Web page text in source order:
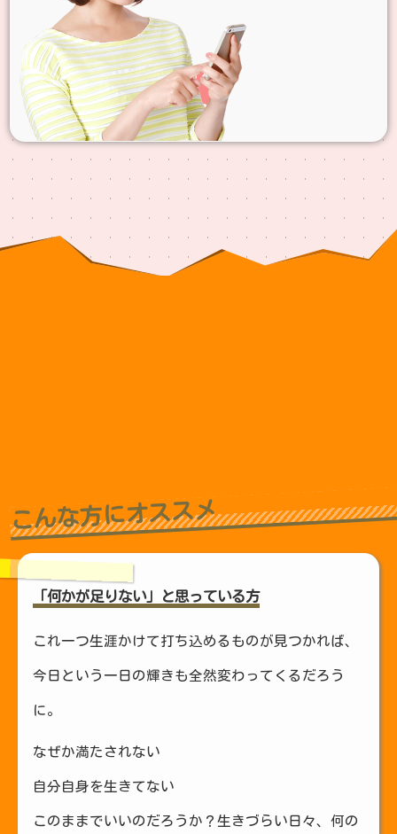
こんな方にオススメ
「何かが足りない」と思っている方
これ一つ生涯かけて打ち込めるものが見つかれば、
今日という一日の輝きも全然変わってくるだろう
に。
なぜか満たされない
自分自身を生きてない
このままでいいのだろうか？生きづらい日々、何の